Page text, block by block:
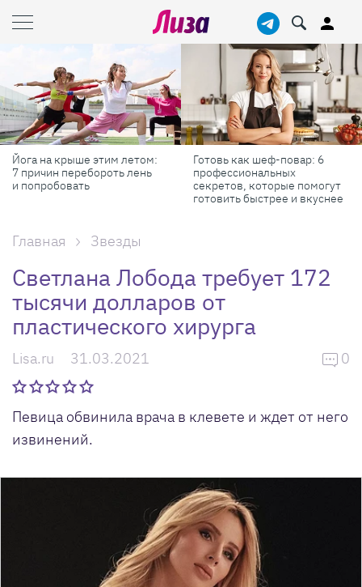
Йога на крыше этим летом:
7 причин перебороть лень
и попробовать
Готовь как шеф-повар: 6
профессиональных
секретов, которые помогут
готовить быстрее и вкуснее
Главная Звезды
Светлана Лобода требует 172
тысячи долларов от
пластического хирурга
Lisa.ru 31.03.2021 0
Певица обвинила врача в клевете и ждет от него
извинений.